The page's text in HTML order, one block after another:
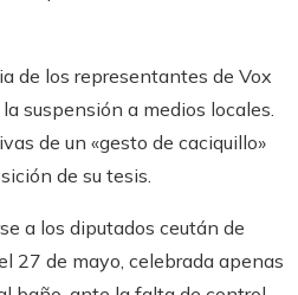
de los representantes de Vox
suspensión a medios locales.
de un «gesto de caciquillo»
de su tesis.
a los diputados ceután de
27 de mayo, celebrada apenas